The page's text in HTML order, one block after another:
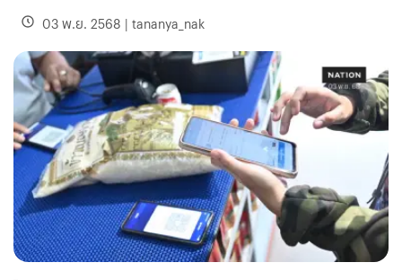
03 พ.ย. 2568 | tananya_nak